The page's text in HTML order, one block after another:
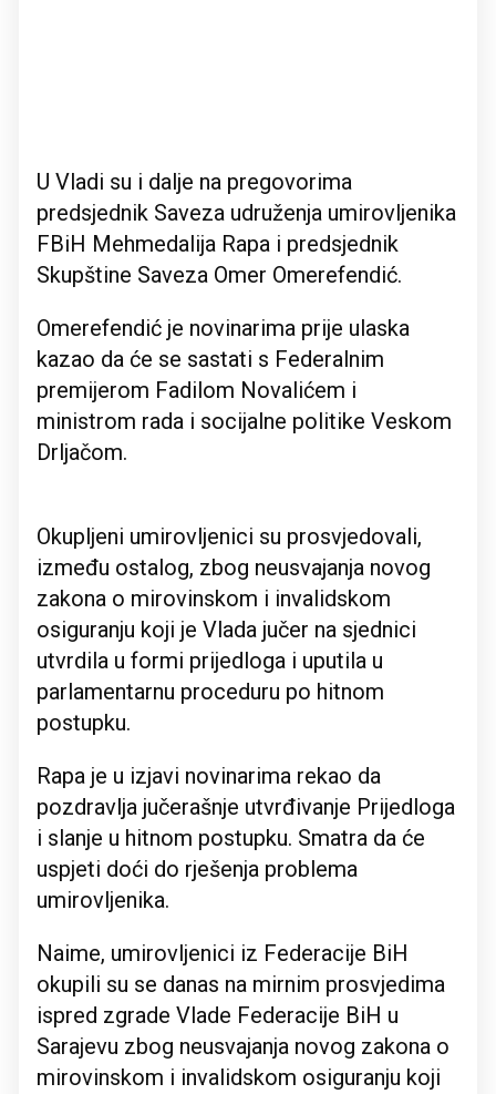
U Vladi su i dalje na pregovorima
predsjednik Saveza udruženja umirovljenika
FBiH Mehmedalija Rapa i predsjednik
Skupštine Saveza Omer Omerefendić.
Omerefendić je novinarima prije ulaska
kazao da će se sastati s Federalnim
premijerom Fadilom Novalićem i
ministrom rada i socijalne politike Veskom
Drljačom.
Okupljeni umirovljenici su prosvjedovali,
između ostalog, zbog neusvajanja novog
zakona o mirovinskom i invalidskom
osiguranju koji je Vlada jučer na sjednici
utvrdila u formi prijedloga i uputila u
parlamentarnu proceduru po hitnom
postupku.
Rapa je u izjavi novinarima rekao da
pozdravlja jučerašnje utvrđivanje Prijedloga
i slanje u hitnom postupku. Smatra da će
uspjeti doći do rješenja problema
umirovljenika.
Naime, umirovljenici iz Federacije BiH
okupili su se danas na mirnim prosvjedima
ispred zgrade Vlade Federacije BiH u
Sarajevu zbog neusvajanja novog zakona o
mirovinskom i invalidskom osiguranju koji